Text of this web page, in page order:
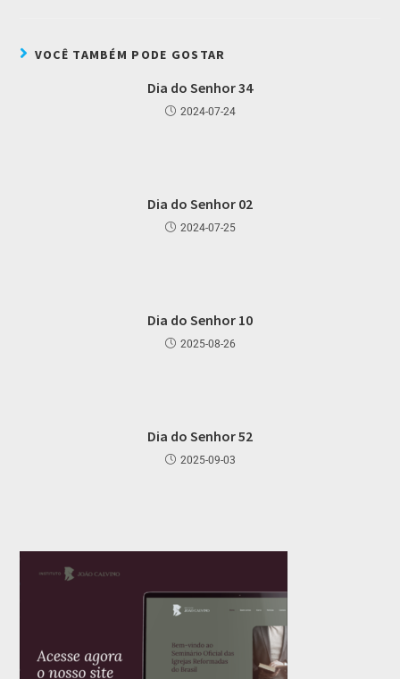
VOCÊ TAMBÉM PODE GOSTAR
Dia do Senhor 34
2024-07-24
Dia do Senhor 02
2024-07-25
Dia do Senhor 10
2025-08-26
Dia do Senhor 52
2025-09-03